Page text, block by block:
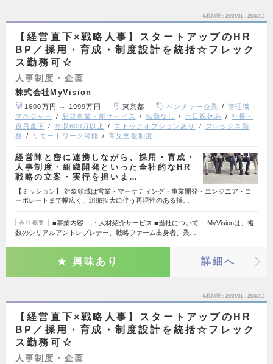
掲載期間 26/07/31～26/08/13
【経営直下×戦略人事】スタートアップのHR
BP／採用・育成・制度設計を統括☆フレック
ス勤務可☆
人事制度・企画
株式会社MyVision
1600万円 ～ 1999万円 東京都 ベンチャー企業
管理職・
マネジャー
新規事業・新サービス 転勤なし 土日祝休み
社長・
役員直下
年収600万以上 ストックオプションあり
フレックス勤
務
リモートワーク可能 育児支援制度
経営陣と密に連携しながら、採用・育成・
人事制度・組織開発といった全社的なHR
戦略の立案・実行を担いま…
【ミッション】 対象領域は営業・マーケティング・事業開発・エンジニア・コ
ーポレートまで幅広く、組織拡大に伴う再現性のある採…
会社概要
■事業内容： ・人材紹介サービス ■当社について： MyVisionは、複
数のシリアルアントレプレナー、戦略ファーム出身者、業…
興味あり 詳細へ
掲載期間 26/07/31～26/08/13
【経営直下×戦略人事】スタートアップのHR
BP／採用・育成・制度設計を統括☆フレック
ス勤務可☆
人事制度・企画